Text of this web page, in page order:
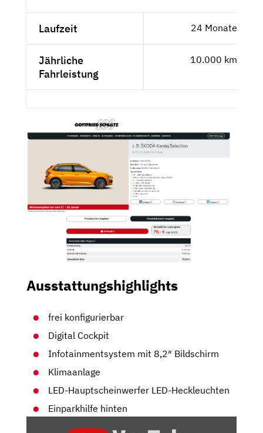
Laufzeit 24 Monate
Jährliche
Fahrleistung
10.000 km
Ausstattungshighlights
frei konfigurierbar
Digital Cockpit
Infotainmentsystem mit 8,2″ Bildschirm
Klimaanlage
LED-Hauptscheinwerfer LED-Heckleuchten
Einparkhilfe hinten